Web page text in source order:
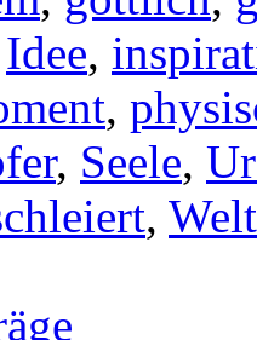
Idee,
,
, Seele,
,